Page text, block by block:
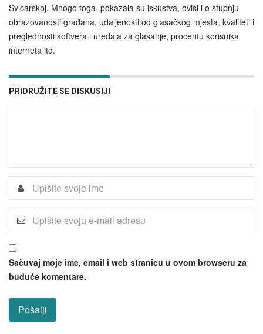
Švicarskoj. Mnogo toga, pokazala su iskustva, ovisi i o stupnju
obrazovanosti građana, udaljenosti od glasačkog mjesta, kvaliteti i
preglednosti softvera i uređaja za glasanje, procentu korisnika
interneta itd.
PRIDRUŽITE SE DISKUSIJI
Sačuvaj moje ime, email i web stranicu u ovom browseru za
buduće komentare.